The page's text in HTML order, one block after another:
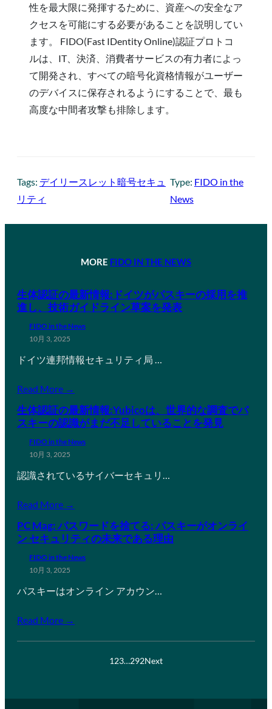
性を最大限に発揮するために、資産への安全なア
クセスを可能にする必要があることを説明してい
ます。 FIDO(Fast IDentity Online)認証プロトコ
ルは、IT、決済、消費者サービスの有力者によっ
て開発され、すべての暗号化資格情報がユーザー
のデバイスに保存されるようにすることで、最も
高度な中間者攻撃も排除します。
Tags: デイリースレット暗号セキュ
リティ
Type: FIDO in the
News
MORE FIDO IN THE NEWS
生体認証の最新情報:ドイツがパスキーの採用を推
進し、技術ガイドライン草案を発表
FIDO in the News
10月 3, 2025
ドイツ連邦情報セキュリティ局 …
Read More →
生体認証の最新情報:Yubicoは、世界的な調査でパ
スキーの認識がまだ不足していることを発見
FIDO in the News
10月 3, 2025
認識されているサイバーセキュリ…
Read More →
PC Mag: パスワードを捨てる: パスキーがオンライ
ン セキュリティの未来である理由
FIDO in the News
10月 3, 2025
パスキーはオンライン アカウン…
Read More →
123…292Next